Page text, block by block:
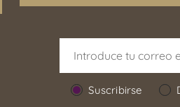
Suscribirse